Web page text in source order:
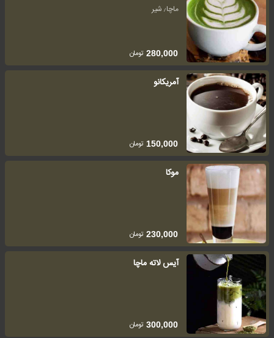
ماچا٫ شیر
280,000 تومان
آمریکانو
150,000 تومان
موکا
230,000 تومان
آیس لاته ماچا
300,000 تومان